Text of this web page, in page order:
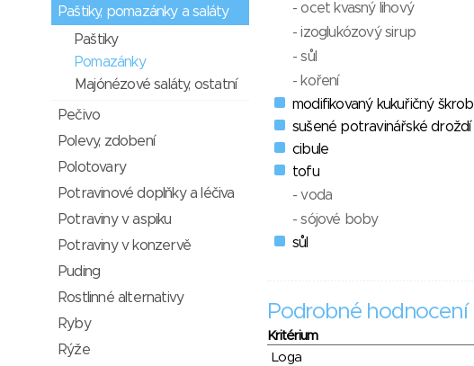
- ocet kvasný lihový
- izoglukózový sirup
- sůl
- koření
modifikovaný kukuřičný škrob
sušené potravinářské droždí
cibule
tofu
- voda
- sójové boby
sůl
Podrobné hodnocení
Kritérium
Loga
Paštiky, pomazánky a saláty
Paštiky
Pomazánky
Majónézové saláty, ostatní
Pečivo
Polevy, zdobení
Polotovary
Potravinové doplňky a léčiva
Potraviny v aspiku
Potraviny v konzervě
Puding
Rostlinné alternativy
Ryby
Rýže